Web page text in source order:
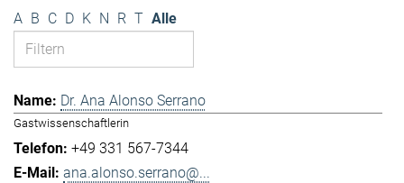
A B C D K N R T Alle
Dr. Ana Alonso Serrano
Gastwissenschaftlerin
+49 331 567-7344
ana.alonso.serrano@...